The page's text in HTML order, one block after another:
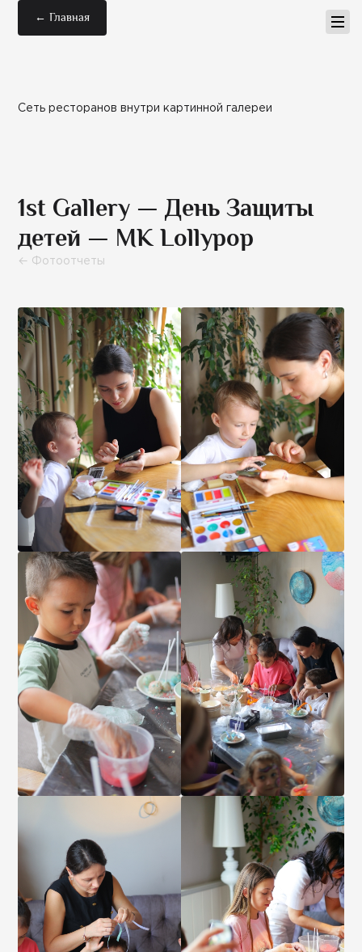
← Главная
Сеть ресторанов внутри картинной галереи
1st Gallery — День Защиты
детей — МК Lollypop
← Фотоотчеты